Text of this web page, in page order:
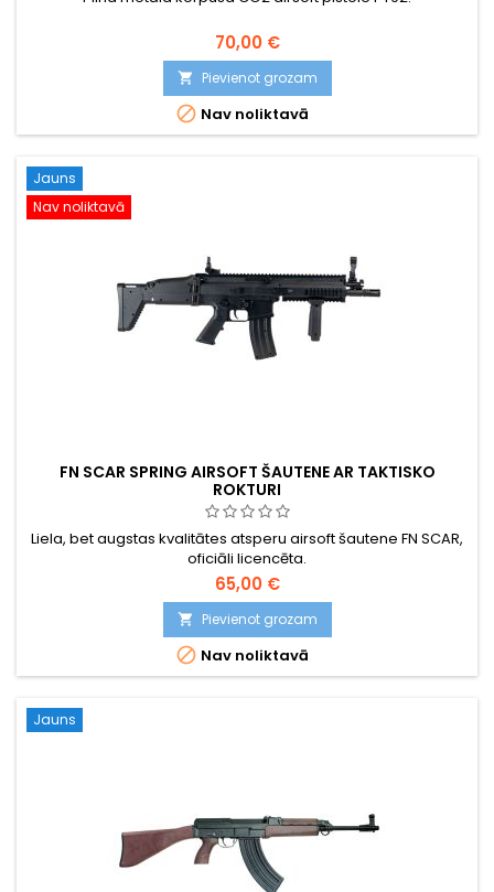
70,00 €
 Pievienot grozam
 Nav noliktavā
Jauns
Nav noliktavā
FN SCAR SPRING AIRSOFT ŠAUTENE AR TAKTISKO
ROKTURI
Liela, bet augstas kvalitātes atsperu airsoft šautene FN SCAR,
oficiāli licencēta.
65,00 €
 Pievienot grozam
 Nav noliktavā
Jauns